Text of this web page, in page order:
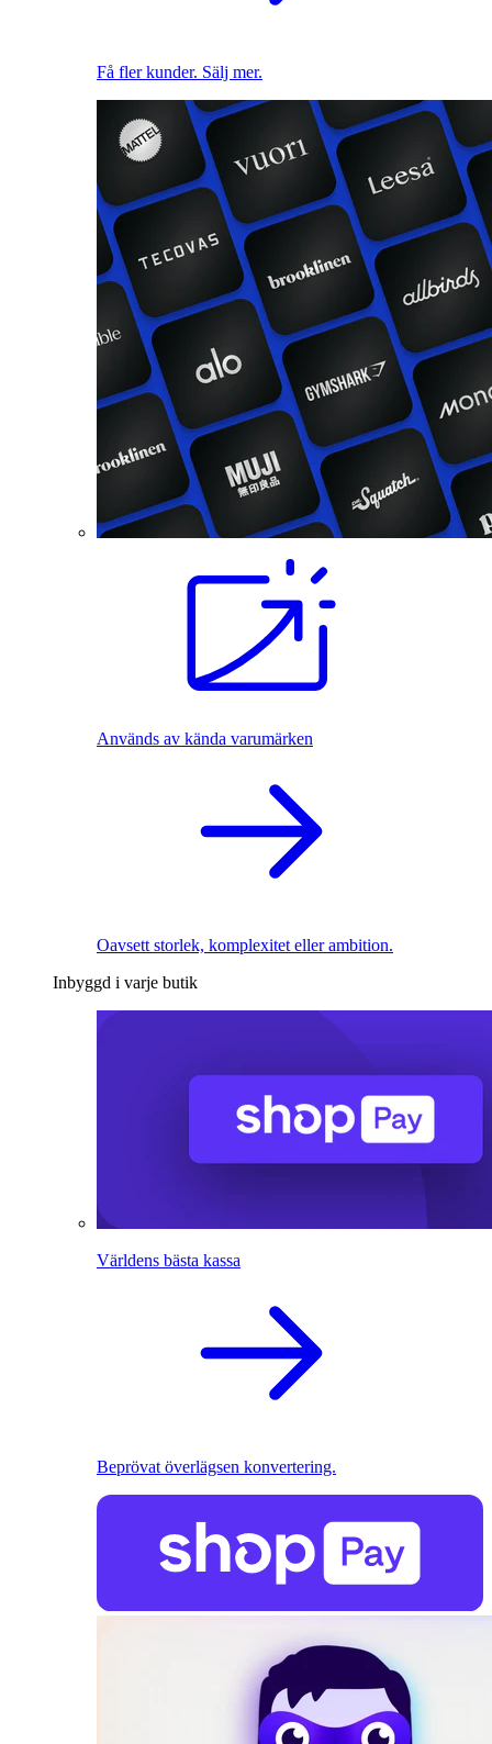
Få fler kunder. Sälj mer.
Används av kända varumärken
Oavsett storlek, komplexitet eller ambition.
Inbyggd i varje butik
Världens bästa kassa
Beprövat överlägsen konvertering.